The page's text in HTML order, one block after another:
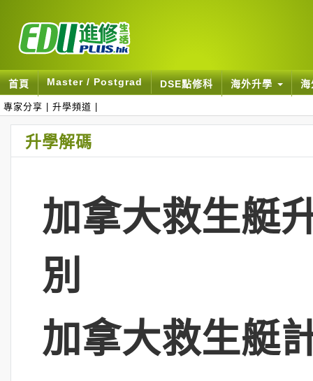
首頁 Master / Postgrad DSE點修科 海外升學
專家分享 升學頻道
升學解碼
加拿大救生艇
別
加拿大救生艇